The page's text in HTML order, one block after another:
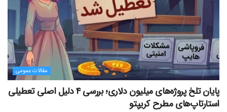
مقالات عمومی
پایان تلخ پروژه‌های میلیون دلاری؛ بررسی ۴ دلیل اصلی تعطیلی
استارتاپ‌های مطرح کریپتو